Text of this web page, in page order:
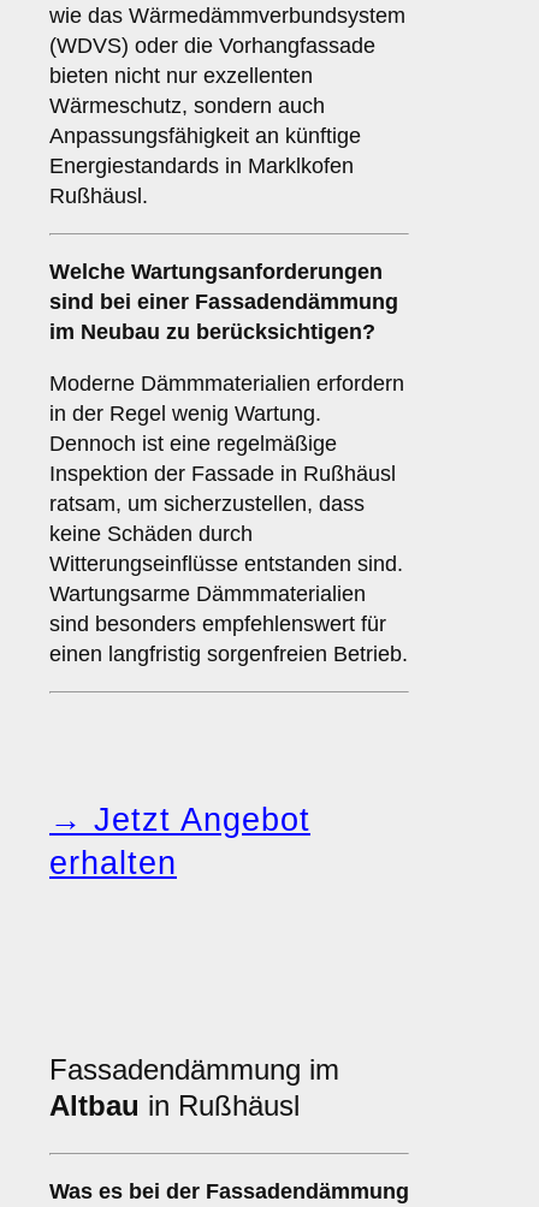
wie das Wärmedämmverbundsystem
(WDVS) oder die Vorhangfassade
bieten nicht nur exzellenten
Wärmeschutz, sondern auch
Anpassungsfähigkeit an künftige
Energiestandards in Marklkofen
Rußhäusl.
Welche Wartungsanforderungen
sind bei einer Fassadendämmung
im Neubau zu berücksichtigen?
Moderne Dämmmaterialien erfordern
in der Regel wenig Wartung.
Dennoch ist eine regelmäßige
Inspektion der Fassade in Rußhäusl
ratsam, um sicherzustellen, dass
keine Schäden durch
Witterungseinflüsse entstanden sind.
Wartungsarme Dämmmaterialien
sind besonders empfehlenswert für
einen langfristig sorgenfreien Betrieb.
→ Jetzt Angebot
erhalten
Fassadendämmung im
Altbau in Rußhäusl
Was es bei der Fassadendämmung